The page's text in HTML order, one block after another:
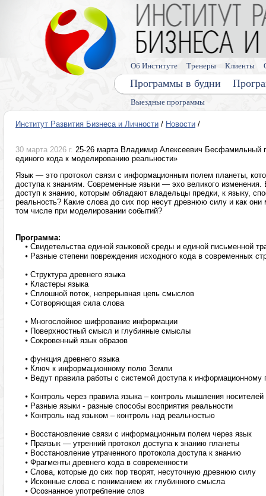
Выездные программы
Программы в будни
Об Институте Тренеры Клиенты
Институт Развития Бизнеса и Личности / Новости /
30 марта 2026 г. 25-26 марта Владимир Алексеевич Бесфамильный
единого кода к моделированию реальности»
Язык — это протокол связи с информационным полем планеты,
доступа к знаниям. Современные языки — эхо великого изменения.
доступ к знанию, которым обладают владельцы предки, к языку,
реальность? Какие слова до сих пор несут древнюю силу и как они
том числе при моделировании событий?
Программа:
⦁ Свидетельства единой языковой среды и единой письменной
⦁ Разные степени повреждения исходного кода в современных
⦁ Структура древнего языка
⦁ Кластеры языка
⦁ Сплошной поток, непрерывная цепь смыслов
⦁ Сотворяющая сила слова
⦁ Многослойное шифрование информации
⦁ Поверхностный смысл и глубинные смыслы
⦁ Сокровенный язык образов
⦁ функция древнего языка
⦁ Ключ к информационному полю Земли
⦁ Ведут правила работы с системой доступа к информационному
⦁ Контроль через правила языка – контроль мышления носителей
⦁ Разные языки - разные способы восприятия реальности
⦁ Контроль над языком – контроль над реальностью
⦁ Восстановление связи с информационным полем через язык
⦁ Праязык — утренний протокол доступа к знанию планеты
⦁ Восстановление утраченного протокола доступа к знанию
⦁ Фрагменты древнего кода в современности
⦁ Слова, которые до сих пор творят, несуточную древнюю силу
⦁ Исконные слова с пониманием их глубинного смысла
⦁ Осознанное употребление слов